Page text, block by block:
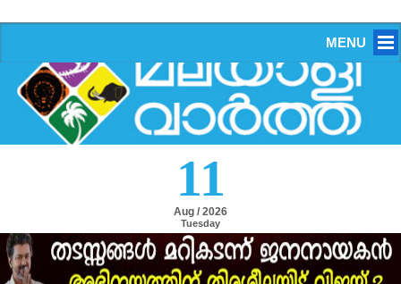
MENU
11
Aug / 2026
Tuesday